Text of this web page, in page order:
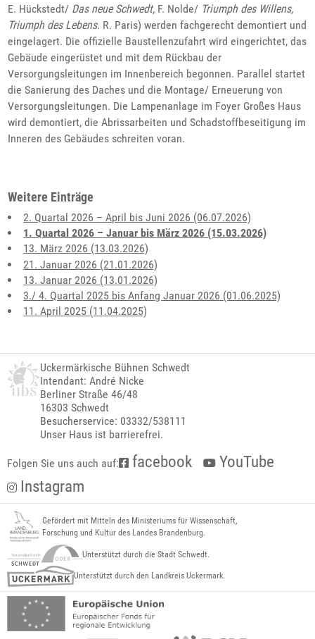
E. Hückstedt/ Das neue Schwedt, F. Nolde/ Triumph des Willens,
Triumph des Lebens. R. Paris) werden fachgerecht demontiert und
eingelagert. Die offizielle Baustellenzufahrt wird eingerichtet, das
Gebäude eingerüstet und mit dem Rückbau der
Versorgungsleitungen im Innenbereich begonnen. Parallel startet
die Sanierung des Daches und die Montage/ Erneuerung von
Versorgungsleitungen. Die Lampenanlage im Foyer Großes Haus
wird demontiert, die Abrissarbeiten und Schadstoffbeseitigung im
Inneren des Gebäudes schreiten voran.
Weitere Einträge
2. Quartal 2026 – April bis Juni 2026 (06.07.2026)
1. Quartal 2026 – Januar bis März 2026 (15.03.2026)
13. März 2026 (13.03.2026)
21. Januar 2026 (21.01.2026)
13. Januar 2026 (13.01.2026)
3./ 4. Quartal 2025 bis Anfang Januar 2026 (01.06.2025)
11. April 2025 (11.04.2025)
Uckermärkische Bühnen Schwedt
Intendant: André Nicke
Berliner Straße 46/48
16303 Schwedt
Besucherservice: 03332/538111
Unser Haus ist barrierefrei.
Folgen Sie uns auch auf: facebook
YouTube
Instagram
Gefördert mit Mitteln des Ministeriums für Wissenschaft,
Forschung und Kultur des Landes Brandenburg.
Unterstützt durch die Stadt Schwedt.
Unterstützt durch den Landkreis Uckermark.